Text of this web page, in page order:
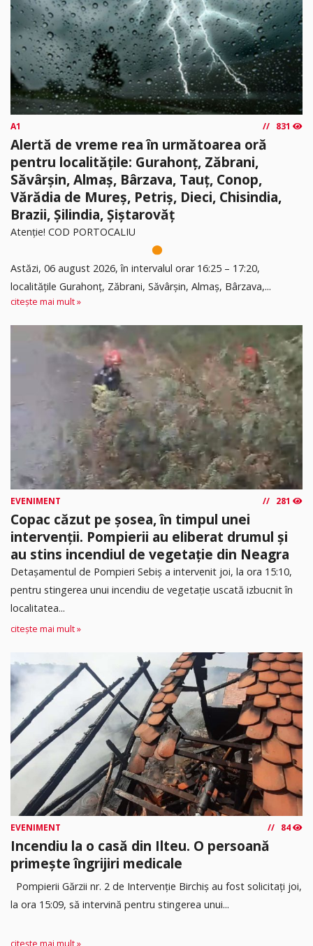
A1 831
Alertă de vreme rea în următoarea oră
pentru localitățile: Gurahonț, Zăbrani,
Săvârșin, Almaș, Bârzava, Tauț, Conop,
Vărădia de Mureș, Petriș, Dieci, Chisindia,
Brazii, Șilindia, Șiștarovăț
Atenție! COD PORTOCALIU
Astăzi, 06 august 2026, în intervalul orar 16:25 – 17:20,
localitățile Gurahonț, Zăbrani, Săvârșin, Almaș, Bârzava,...
citește mai mult »
EVENIMENT 281
Copac căzut pe șosea, în timpul unei
intervenții. Pompierii au eliberat drumul și
au stins incendiul de vegetație din Neagra
Detașamentul de Pompieri Sebiș a intervenit joi, la ora 15:10,
pentru stingerea unui incendiu de vegetație uscată izbucnit în
localitatea...
citește mai mult »
EVENIMENT 84
Incendiu la o casă din Ilteu. O persoană
primește îngrijiri medicale
Pompierii Gărzii nr. 2 de Intervenție Birchiș au fost solicitați joi,
la ora 15:09, să intervină pentru stingerea unui...
citește mai mult »